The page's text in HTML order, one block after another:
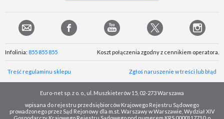
Infolinia: 855 855 855 Koszt połączenia zgodny z cennikiem operatora.
Treść regulaminu sklepu Zgłoś naruszenie w treści lub błąd
Euro-net sp. z o. o., ul. Muszkieterów 15, 02-273 Warszawa
wpisana do rejestru przedsiębiorców Krajowego Rejestru Sądowego
prowadzonego przez Sąd Rejonowy dla m.st. Warszawy w Warszawie, Wydział XIV